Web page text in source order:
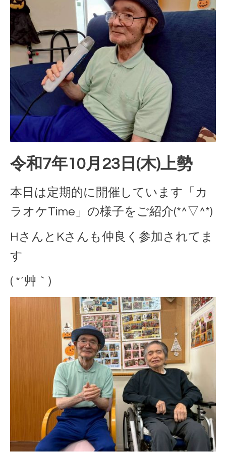
令和7年10月23日(木)上勢
本日は定期的に開催しています「カ
ラオケTime」の様子をご紹介(*^▽^*)
HさんとKさんも仲良く参加されてま
す
( *´艸｀)